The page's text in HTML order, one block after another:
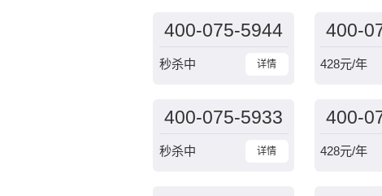
400-075-5944
详情
秒杀中
400-
428元/年
400-075-5933
详情
秒杀中
400-
428元/年